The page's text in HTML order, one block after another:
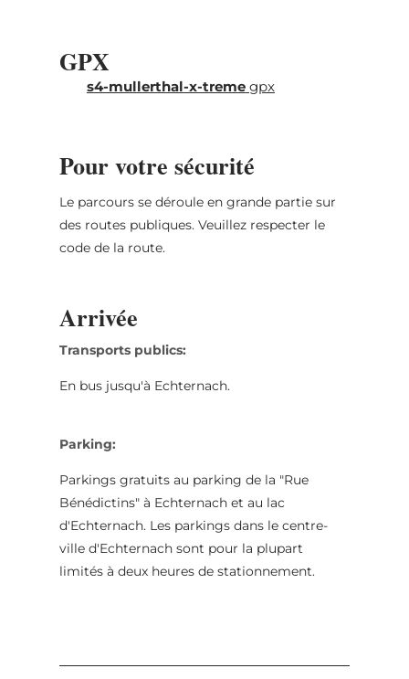
conduit de la vallée de la Sauer à Born vers
Boursdorf. Ce parcours est définitivement
recommandé uniquement aux cyclistes très
GPX
s4-mullerthal-x-tremegpx
Pour votre sécurité
Le parcours se déroule en grande partie sur
des routes publiques. Veuillez respecter le
code de la route.
Arrivée
Transports publics:
En bus jusqu'à Echternach.
Parking:
Parkings gratuits au parking de la "Rue
Bénédictins" à Echternach et au lac
d'Echternach. Les parkings dans le centre-
ville d'Echternach sont pour la plupart
limités à deux heures de stationnement.